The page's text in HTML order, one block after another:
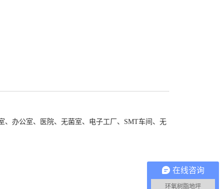
办公室、医院、无菌室、电子工厂、 SMT车间、无
在线咨询
环氧树脂地坪